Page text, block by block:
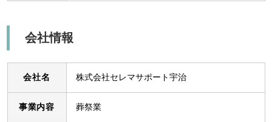
会社情報
会社名 株式会社セレマサポート宇治
事業内容 葬祭業